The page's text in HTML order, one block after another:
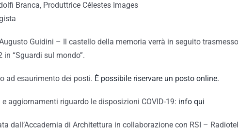
Branca, Produttrice Célestes Images
Augusto Guidini – Il castello della memoria verrà in seguito
in “Sguardi sul mondo”.
ad esaurimento dei posti. È possibile riservare un posto online.
aggiornamenti riguardo le disposizioni COVID-19: info qui
dall’Accademia di Architettura in collaborazione con RSI –